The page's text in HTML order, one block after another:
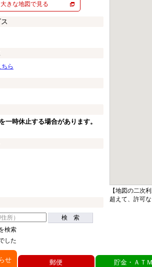
大きな地図で見る
ちら
一時休止する場合があります。
検 索
検索
した
【地図の二次
超えて、許可
せ 郵便 貯金・ＡＴ